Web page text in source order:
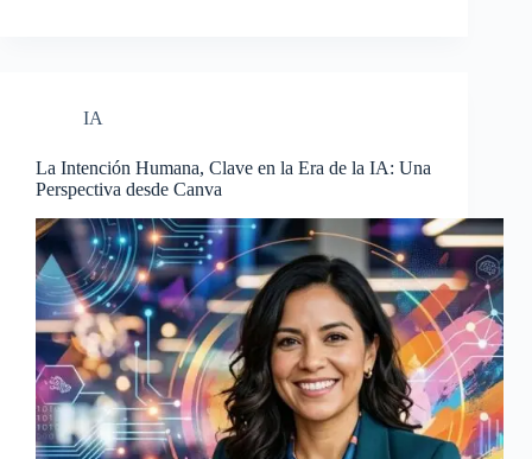
IA
La Intención Humana, Clave en la Era de la IA: Una
Perspectiva desde Canva